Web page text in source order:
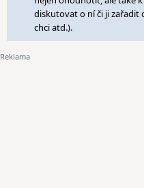
diskutovat o ní či ji zařadit
chci atd.).